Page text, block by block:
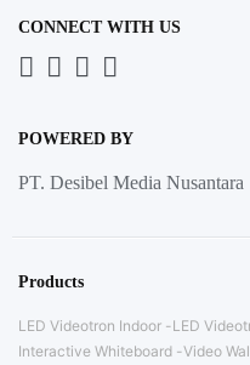
CONNECT WITH US
POWERED BY
PT. Desibel Media Nusantara
Products
LED Videotron Indoor LED
Interactive Whiteboard Video